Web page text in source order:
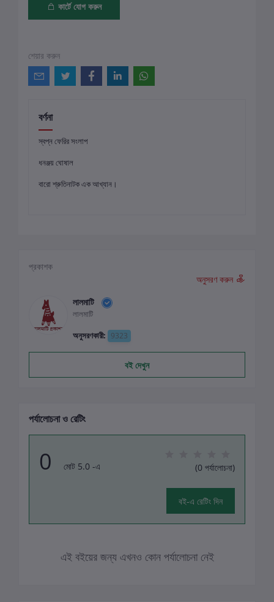
কার্টে যোগ করুন
শেয়ার করুন
বর্ণনা
স্বপ্ন ফেরির সংলাপ
ধনঞ্জয় ঘোষাল
বারো শ্রুতিনাটক এক আখ্যান।
প্রকাশক
অনুসরণ করুন
লালমাটি
লালমাটি
অনুসরণকারী: 9323
বই দেখুন
পর্যালোচনা ও রেটিং
0 মোট 5.0 -এ (0 পর্যালোচনা)
বই-এ রেটিং দিন
এই বইয়ের জন্য এখনও কোন পর্যালোচনা নেই